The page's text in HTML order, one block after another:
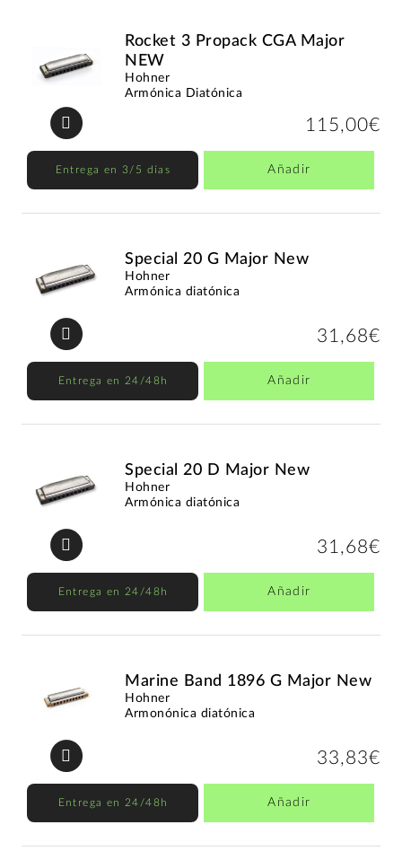
Rocket 3 Propack CGA Major
NEW
Hohner
Armónica Diatónica
115,00€
Entrega en 3/5 días Añadir
Special 20 G Major New
Hohner
Armónica diatónica
31,68€
Entrega en 24/48h Añadir
Special 20 D Major New
Hohner
Armónica diatónica
31,68€
Entrega en 24/48h Añadir
Marine Band 1896 G Major New
Hohner
Armonónica diatónica
33,83€
Entrega en 24/48h Añadir